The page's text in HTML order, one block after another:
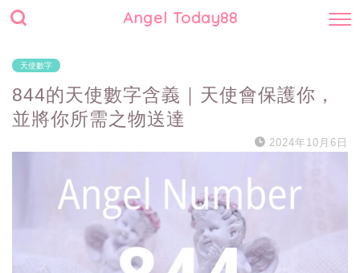
Angel Today88
天使數字
844的天使數字含義｜天使會保護你，
並將你所需之物送達
2024年10月6日